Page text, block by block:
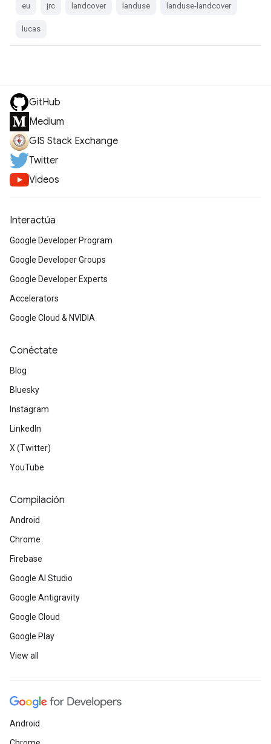
eu jrc landcover landuse landuse-landcover
lucas
GitHub
Medium
GIS Stack Exchange
Twitter
Videos
Interactúa
Google Developer Program
Google Developer Groups
Google Developer Experts
Accelerators
Google Cloud & NVIDIA
Conéctate
Blog
Bluesky
Instagram
LinkedIn
X (Twitter)
YouTube
Compilación
Android
Chrome
Firebase
Google AI Studio
Google Antigravity
Google Cloud
Google Play
View all
Android